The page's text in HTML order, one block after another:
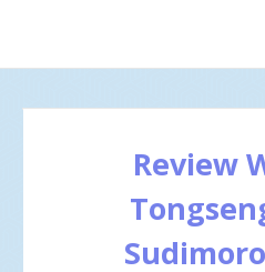
Review